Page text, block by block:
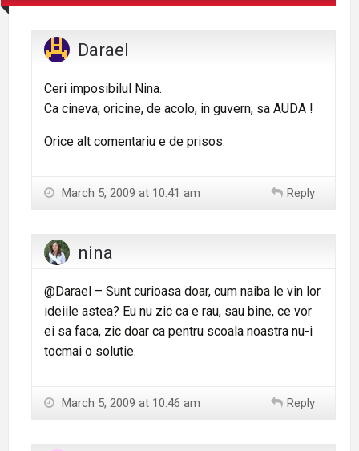
Darael
Ceri imposibilul Nina.
Ca cineva, oricine, de acolo, in guvern, sa AUDA !
Orice alt comentariu e de prisos.
March 5, 2009 at 10:41 am Reply
nina
@Darael – Sunt curioasa doar, cum naiba le vin lor
ideiile astea? Eu nu zic ca e rau, sau bine, ce vor
ei sa faca, zic doar ca pentru scoala noastra nu-i
tocmai o solutie.
March 5, 2009 at 10:46 am Reply